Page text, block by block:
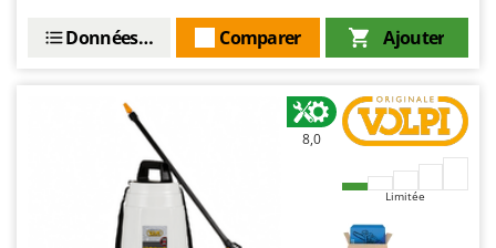
Ajouter
Comparer
Données techniques
8,0
Limitée